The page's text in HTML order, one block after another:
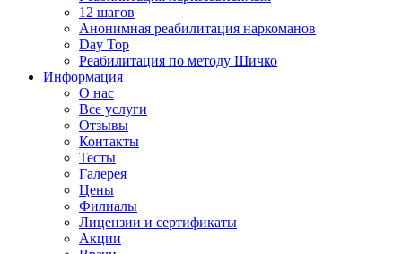
12 шагов
Анонимная реабилитация наркоманов
Day Top
Реабилитация по методу Шичко
Информация
О нас
Все услуги
Отзывы
Контакты
Тесты
Галерея
Цены
Филиалы
Лицензии и сертификаты
Акции